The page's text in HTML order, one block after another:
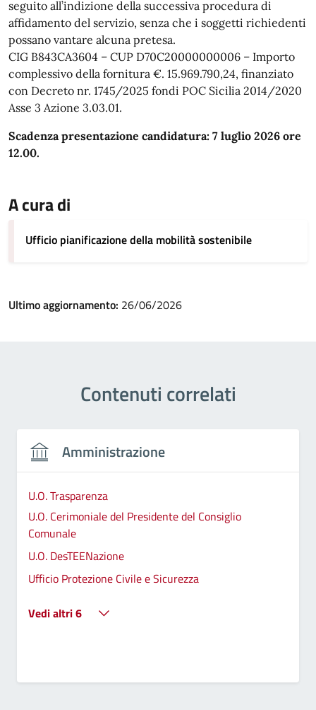
seguito all’indizione della successiva procedura di
affidamento del servizio, senza che i soggetti richiedenti
possano vantare alcuna pretesa.
CIG B843CA3604 – CUP D70C20000000006 – Importo
complessivo della fornitura €. 15.969.790,24, finanziato
con Decreto nr. 1745/2025 fondi POC Sicilia 2014/2020
Asse 3 Azione 3.03.01.
Scadenza presentazione candidatura: 7 luglio 2026 ore
12.00.
A cura di
Ufficio pianificazione della mobilità sostenibile
Ultimo aggiornamento: 26/06/2026
Contenuti correlati
Amministrazione
U.O. Trasparenza
U.O. Cerimoniale del Presidente del Consiglio
Comunale
U.O. DesTEENazione
Ufficio Protezione Civile e Sicurezza
Vedi altri 6